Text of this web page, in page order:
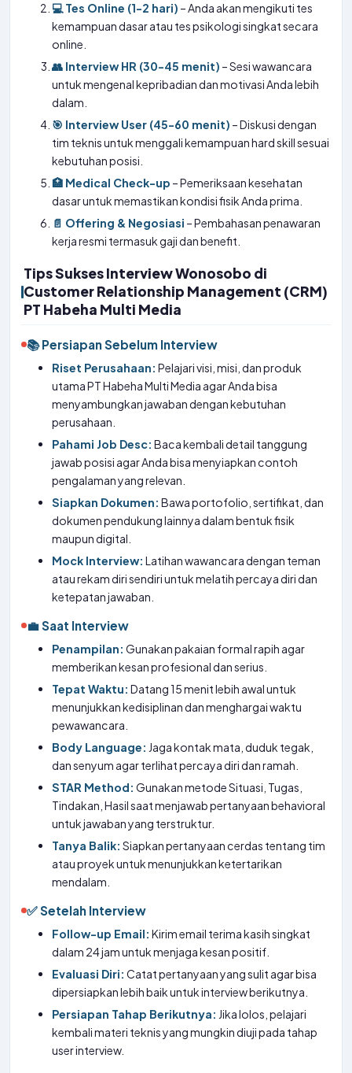
💻 Tes Online (1-2 hari) – Anda akan mengikuti tes
kemampuan dasar atau tes psikologi singkat secara
online.
👥 Interview HR (30-45 menit) – Sesi wawancara
untuk mengenal kepribadian dan motivasi Anda lebih
dalam.
🎯 Interview User (45-60 menit) – Diskusi dengan
tim teknis untuk menggali kemampuan hard skill sesuai
kebutuhan posisi.
🏥 Medical Check-up – Pemeriksaan kesehatan
dasar untuk memastikan kondisi fisik Anda prima.
📄 Offering & Negosiasi – Pembahasan penawaran
kerja resmi termasuk gaji dan benefit.
Tips Sukses Interview Wonosobo di
Customer Relationship Management (CRM)
PT Habeha Multi Media
📚 Persiapan Sebelum Interview
Riset Perusahaan: Pelajari visi, misi, dan produk
utama PT Habeha Multi Media agar Anda bisa
menyambungkan jawaban dengan kebutuhan
perusahaan.
Pahami Job Desc: Baca kembali detail tanggung
jawab posisi agar Anda bisa menyiapkan contoh
pengalaman yang relevan.
Siapkan Dokumen: Bawa portofolio, sertifikat, dan
dokumen pendukung lainnya dalam bentuk fisik
maupun digital.
Mock Interview: Latihan wawancara dengan teman
atau rekam diri sendiri untuk melatih percaya diri dan
ketepatan jawaban.
💼 Saat Interview
Penampilan: Gunakan pakaian formal rapih agar
memberikan kesan profesional dan serius.
Tepat Waktu: Datang 15 menit lebih awal untuk
menunjukkan kedisiplinan dan menghargai waktu
pewawancara.
Body Language: Jaga kontak mata, duduk tegak,
dan senyum agar terlihat percaya diri dan ramah.
STAR Method: Gunakan metode Situasi, Tugas,
Tindakan, Hasil saat menjawab pertanyaan behavioral
untuk jawaban yang terstruktur.
Tanya Balik: Siapkan pertanyaan cerdas tentang tim
atau proyek untuk menunjukkan ketertarikan
mendalam.
✅ Setelah Interview
Follow-up Email: Kirim email terima kasih singkat
dalam 24 jam untuk menjaga kesan positif.
Evaluasi Diri: Catat pertanyaan yang sulit agar bisa
dipersiapkan lebih baik untuk interview berikutnya.
Persiapan Tahap Berikutnya: Jika lolos, pelajari
kembali materi teknis yang mungkin diuji pada tahap
user interview.